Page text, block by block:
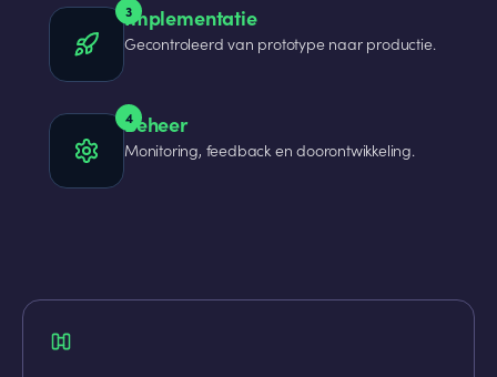
Implementatie
Gecontroleerd van prototype naar productie.
3
Beheer
Monitoring, feedback en doorontwikkeling.
4